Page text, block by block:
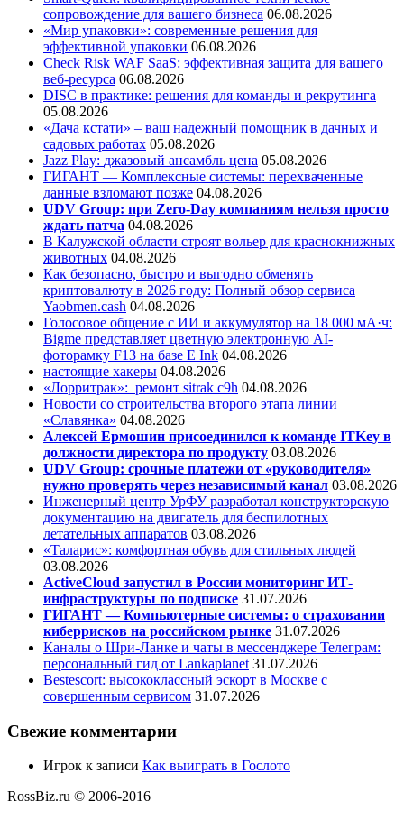
сопровождение для вашего бизнеса 06.08.2026
«Мир упаковки»: современные решения для
эффективной упаковки 06.08.2026
Check Risk WAF SaaS: эффективная защита для вашего
веб-ресурса 06.08.2026
DISC в практике: решения для команды и рекрутинга
05.08.2026
«Дача кстати» – ваш надежный помощник в дачных и
садовых работах 05.08.2026
Jazz Play: джазовый ансамбль цена 05.08.2026
ГИГАНТ — Комплексные системы: перехваченные
данные взломают позже 04.08.2026
UDV Group: при Zero-Day компаниям нельзя просто
ждать патча 04.08.2026
В Калужской области строят вольер для краснокнижных
животных 04.08.2026
Как безопасно, быстро и выгодно обменять
криптовалюту в 2026 году: Полный обзор сервиса
Yaobmen.cash 04.08.2026
Голосовое общение с ИИ и аккумулятор на 18 000 мА·ч:
Bigme представляет цветную электронную AI-
фоторамку F13 на базе E Ink 04.08.2026
настоящие хакеры 04.08.2026
«Лорритрак»: ремонт sitrak c9h 04.08.2026
Новости со строительства второго этапа линии
«Славянка» 04.08.2026
Алексей Ермошин присоединился к команде ITKey в
должности директора по продукту 03.08.2026
UDV Group: срочные платежи от «руководителя»
нужно проверять через независимый канал 03.08.2026
Инженерный центр УрФУ разработал конструкторскую
документацию на двигатель для беспилотных
летательных аппаратов 03.08.2026
«Таларис»: комфортная обувь для стильных людей
03.08.2026
ActiveCloud запустил в России мониторинг ИТ-
инфраструктуры по подписке 31.07.2026
ГИГАНТ — Компьютерные системы: о страховании
киберрисков на российском рынке 31.07.2026
Каналы о Шри-Ланке и чаты в мессенджере Телеграм:
персональный гид от Lankaplanet 31.07.2026
Bestescort: высококлассный эскорт в Москве с
совершенным сервисом 31.07.2026
Свежие комментарии
Игрок к записи Как выиграть в Гослото
RossBiz.ru © 2006-2016